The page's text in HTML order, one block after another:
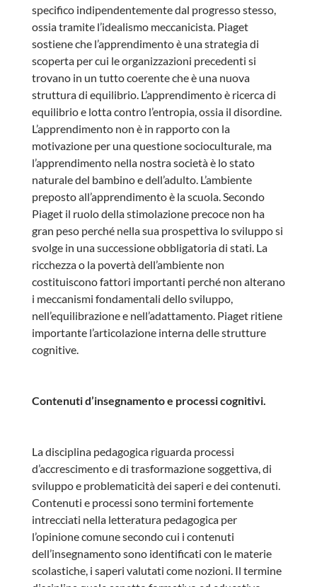
specifico indipendentemente dal progresso stesso,
ossia tramite l’idealismo meccanicista. Piaget
sostiene che l’apprendimento è una strategia di
scoperta per cui le organizzazioni precedenti si
trovano in un tutto coerente che è una nuova
struttura di equilibrio. L’apprendimento è ricerca di
equilibrio e lotta contro l’entropia, ossia il disordine.
L’apprendimento non è in rapporto con la
motivazione per una questione socioculturale, ma
l’apprendimento nella nostra società è lo stato
naturale del bambino e dell’adulto. L’ambiente
preposto all’apprendimento è la scuola. Secondo
Piaget il ruolo della stimolazione precoce non ha
gran peso perché nella sua prospettiva lo sviluppo si
svolge in una successione obbligatoria di stati. La
ricchezza o la povertà dell’ambiente non
costituiscono fattori importanti perché non alterano
i meccanismi fondamentali dello sviluppo,
nell’equilibrazione e nell’adattamento. Piaget ritiene
importante l’articolazione interna delle strutture
cognitive.
Contenuti d’insegnamento e processi cognitivi.
La disciplina pedagogica riguarda processi
d’accrescimento e di trasformazione soggettiva, di
sviluppo e problematicità dei saperi e dei contenuti.
Contenuti e processi sono termini fortemente
intrecciati nella letteratura pedagogica per
l’opinione comune secondo cui i contenuti
dell’insegnamento sono identificati con le materie
scolastiche, i saperi valutati come nozioni. Il termine